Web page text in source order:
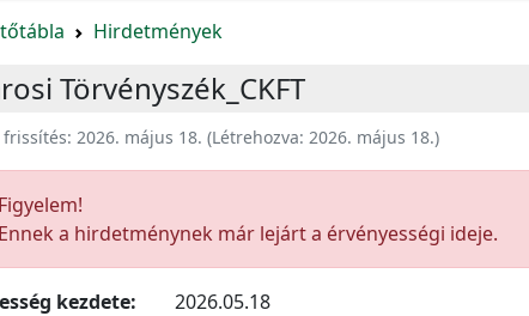
Hirdetmények
Törvényszék_CKFT
frissítés: 2026. május 18. (Létrehozva: 2026. május 18.)
Figyelem!
Ennek a hirdetménynek már lejárt a érvényességi ideje.
kezdete:
2026.05.18